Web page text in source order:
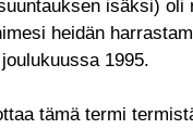
isäksi) oli
heidän
1995.
tämä termi